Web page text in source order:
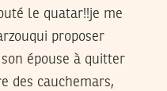
le quatar!!je me
proposer
épouse à quitter
des cauchemars,